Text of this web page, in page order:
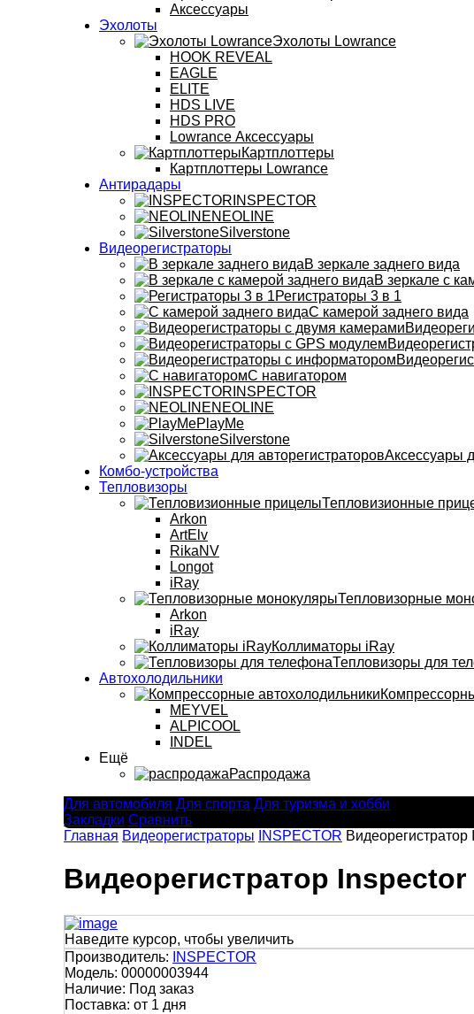
Аксессуары
Эхолоты
Эхолоты Lowrance
HOOK REVEAL
EAGLE
ELITE
HDS LIVE
HDS PRO
Lowrance Аксессуары
Картплоттеры
Картплоттеры Lowrance
Антирадары
INSPECTOR
NEOLINE
Silverstone
Видеорегистраторы
В зеркале заднего вида
В зеркале с
Регистраторы 3 в 1
С камерой заднего вида
С навигатором
INSPECTOR
NEOLINE
PlayMe
Silverstone
Аксессуары
Комбо-устройства
Тепловизоры
Тепловизионные
Arkon
ArtElv
RikaNV
Longot
iRay
Тепловизорные
Arkon
iRay
Коллиматоры iRay
Тепловизоры для
Автохолодильники
MEYVEL
ALPICOOL
INDEL
Ещё
Распродажа
Для автомобиля Для спорта Для туризма и хобби
Закладки Сравнить
Главная Видеорегистраторы INSPECTOR
Видеорегистратор Inspector
Наведите курсор, чтобы увеличить
Производитель:
INSPECTOR
Модель: 00000003944
Наличие: Под заказ
Поставка: от 1 дня